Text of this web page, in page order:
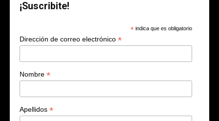
¡Suscribite!
* indica que es obligatorio
Dirección de correo electrónico *
Nombre *
Apellidos *